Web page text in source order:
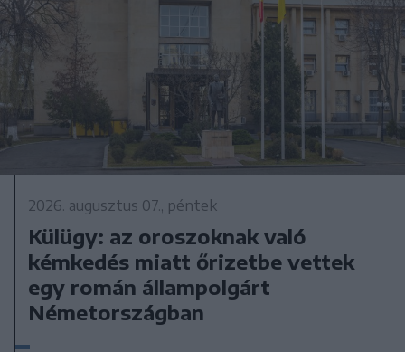
2026. augusztus 07., péntek
Külügy: az oroszoknak való
kémkedés miatt őrizetbe vettek
egy román állampolgárt
Németországban